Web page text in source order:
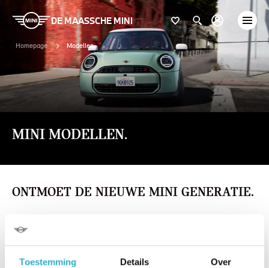
Toestemming Details Over
DE MAASSCHE MINI
Homepage Modellen
MINI MODELLEN.
ONTMOET DE NIEUWE MINI GENERATIE.
MINI